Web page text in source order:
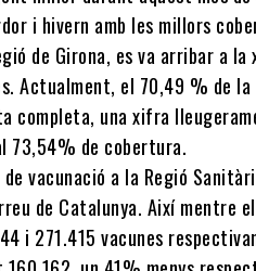
i hivern amb les millors
de Girona, es va arribar a
Actualment, el 70,49 % de
completa, una xifra
73,54% de cobertura.
vacunació a la Regió
de Catalunya. Així mentre
i 271.415 vacunes